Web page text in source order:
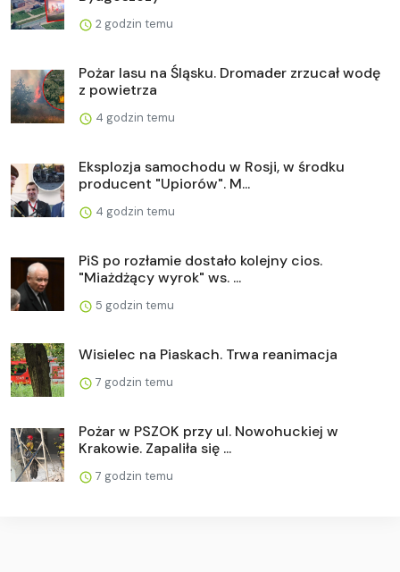
2 godzin temu
Pożar lasu na Śląsku. Dromader zrzucał wodę
z powietrza
4 godzin temu
Eksplozja samochodu w Rosji, w środku
producent "Upiorów". M...
4 godzin temu
PiS po rozłamie dostało kolejny cios.
"Miażdżący wyrok" ws. ...
5 godzin temu
Wisielec na Piaskach. Trwa reanimacja
7 godzin temu
Pożar w PSZOK przy ul. Nowohuckiej w
Krakowie. Zapaliła się ...
7 godzin temu